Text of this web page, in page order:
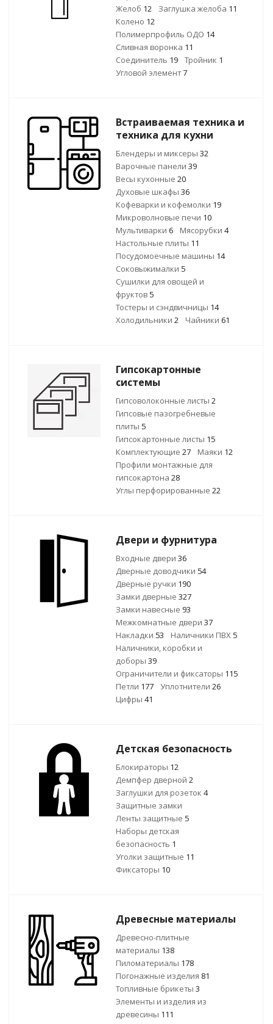
Желоб 12 Заглушка желоба 11
Колено 12
Полимерпрофиль ОДО 14
Сливная воронка 11
Соединитель 19 Тройник 1
Угловой элемент7
Встраиваемая техника и
техника для кухни
Блендеры и миксеры 32
Варочные панели 39
Весы кухонные 20
Духовые шкафы 36
Кофеварки и кофемолки 19
Микроволновые печи 10
Мультиварки 6 Мясорубки 4
Настольные плиты 11
Посудомоечные машины 14
Соковыжималки 5
Сушилки для овощей и
фруктов 5
Тостеры и сэндвичницы 14
Холодильники 2 Чайники 61
Гипсокартонные
системы
Гипсоволоконные листы 2
Гипсовые пазогребневые
плиты 5
Гипсокартонные листы 15
Комплектующие 27 Маяки 12
Профили монтажные для
гипсокартона 28
Углы перфорированные 22
Двери и фурнитура
Входные двери 36
Дверные доводчики 54
Дверные ручки 190
Замки дверные 327
Замки навесные 93
Межкомнатные двери 37
Накладки 53 Наличники ПВХ 5
Наличники, коробки и
доборы 39
Ограничители и фиксаторы 115
Петли 177 Уплотнители 26
Цифры 41
Детская безопасность
Блокираторы 12
Демпфер дверной 2
Заглушки для розеток 4
Защитные замки
Ленты защитные 5
Наборы детская
безопасность 1
Уголки защитные 11
Фиксаторы 10
Древесные материалы
Древесно-плитные
материалы 138
Пиломатериалы 178
Погонажные изделия 81
Топливные брикеты 3
Элементы и изделия из
древесины 111